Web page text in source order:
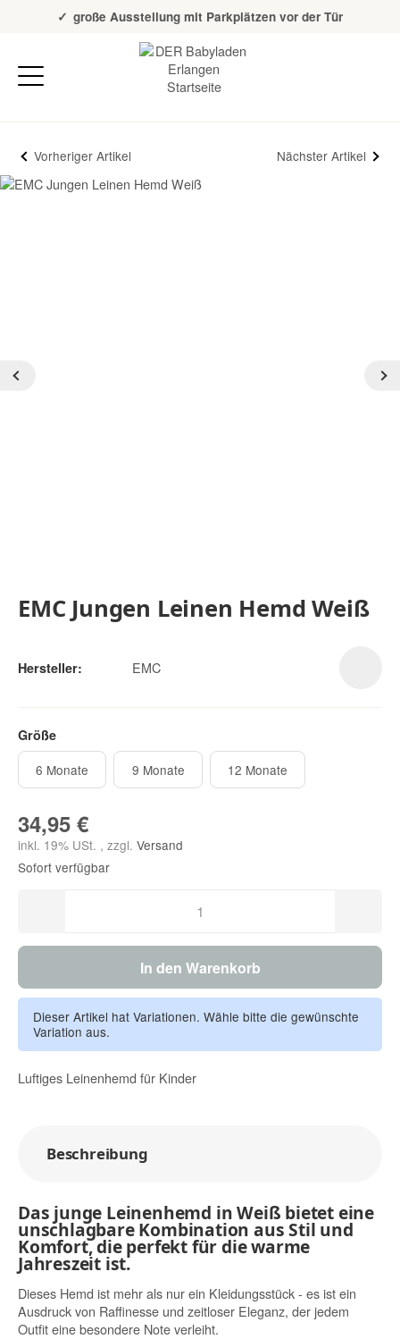
Über 20 Jahre Erfahrung
große Ausstellung mit Parkplätzen vor der Tür
Vorheriger Artikel Nächster Artikel
EMC Jungen Leinen Hemd Weiß
Hersteller: EMC
Größe
6 Monate 6 Monate9 Monate9 Monate12 Monate12 Monate
34,95 €
inkl. 19% USt. , zzgl. Versand
Sofort verfügbar
In den Warenkorb
Dieser Artikel hat Variationen. Wähle bitte die gewünschte
Variation aus.
Luftiges Leinenhemd für Kinder
Beschreibung
Das junge Leinenhemd in Weiß bietet eine
unschlagbare Kombination aus Stil und
Komfort, die perfekt für die warme
Jahreszeit ist.
Dieses Hemd ist mehr als nur ein Kleidungsstück - es ist ein
Ausdruck von Raffinesse und zeitloser Eleganz, der jedem
Outfit eine besondere Note verleiht.